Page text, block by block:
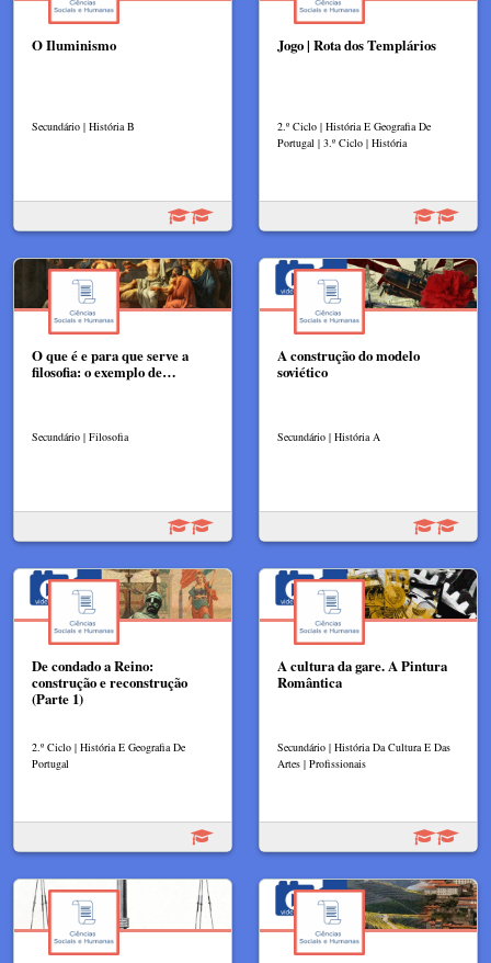
O Iluminismo
Secundário | História B
Jogo | Rota dos Templários
2.º Ciclo | História E Geografia De
Portugal | 3.º Ciclo | História
O que é e para que serve a
filosofia: o exemplo de…
Secundário | Filosofia
A construção do modelo
soviético
Secundário | História A
De condado a Reino:
construção e reconstrução
(Parte 1)
2.º Ciclo | História E Geografia De
Portugal
A cultura da gare. A Pintura
Romântica
Secundário | História Da Cultura E Das
Artes | Profissionais